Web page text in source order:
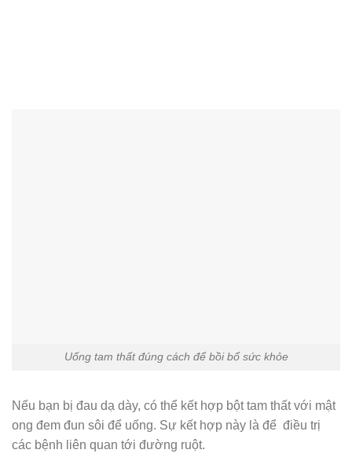
Uống tam thất đúng cách để bồi bổ sức khỏe
Nếu bạn bị đau dạ dày, có thể kết hợp bột tam thất với mật
ong đem đun sôi để uống. Sự kết hợp này là để điều trị
các bệnh liên quan tới đường ruột.